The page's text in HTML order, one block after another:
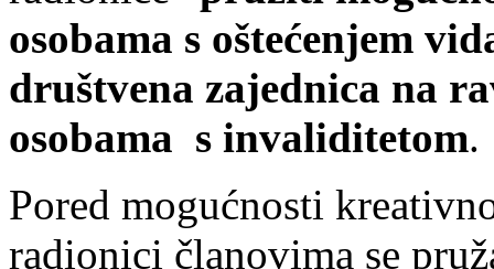
osobama s oštećenjem
društvena zajednica na
osobama s invaliditetom.
Pored mogućnosti
radionici članovima se